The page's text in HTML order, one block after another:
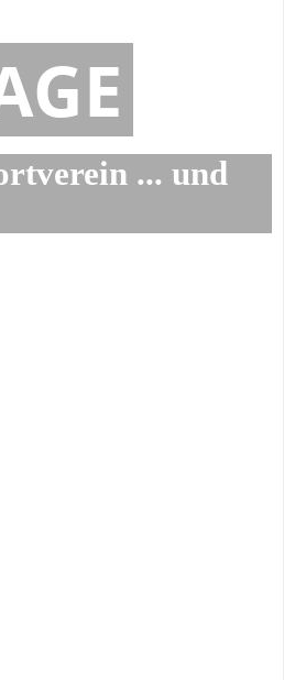
... und